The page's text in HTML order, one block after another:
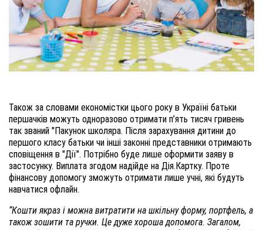
Також за словами економістки цього року в Україні батьки
першачків можуть одноразово отримати п’ять тисяч гривень
так званий "Пакунок школяра. Після зарахування дитини до
першого класу батьки чи інші законні представники отримають
сповіщення в "Дії". Потрібно буде лише оформити заяву в
застосунку. Виплата згодом надійде на Дія.Картку. Проте
фінансову допомогу зможуть отримати лише учні, які будуть
навчатися офлайн.
“Кошти якраз і можна витратити на шкільну форму, портфель, а
також зошити та ручки. Це дуже хороша допомога. Загалом,